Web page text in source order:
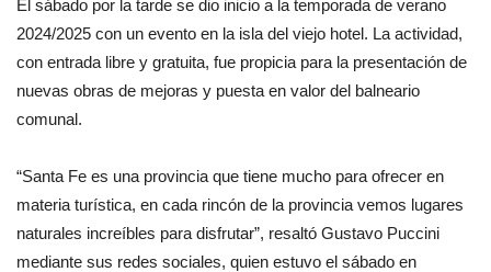
El sábado por la tarde se dio inicio a la temporada de verano
2024/2025 con un evento en la isla del viejo hotel. La actividad,
con entrada libre y gratuita, fue propicia para la presentación de
nuevas obras de mejoras y puesta en valor del balneario
comunal.
“Santa Fe es una provincia que tiene mucho para ofrecer en
materia turística, en cada rincón de la provincia vemos lugares
naturales increíbles para disfrutar”, resaltó Gustavo Puccini
mediante sus redes sociales, quien estuvo el sábado en